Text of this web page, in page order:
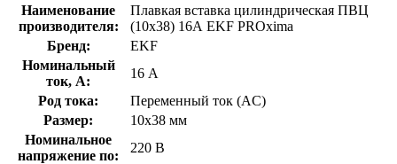
Наименование
производителя:
Плавкая вставка цилиндрическая ПВЦ
(10х38) 16А EKF PROxima
Бренд:
EKF
Номинальный
ток, А:
16 А
Род тока:
Переменный ток (AC)
Размер:
10х38 мм
Номинальное
напряжение по:
220 В